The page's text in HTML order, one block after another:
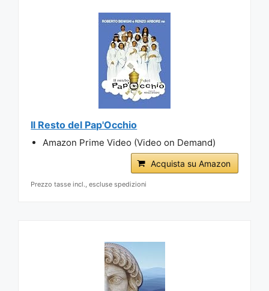
Il Resto del Pap'Occhio
Amazon Prime Video (Video on Demand)
Acquista su Amazon
Prezzo tasse incl., escluse spedizioni